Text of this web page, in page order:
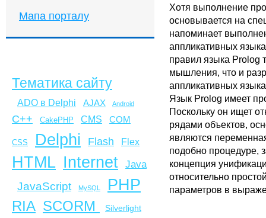
Мапа порталу
Тематика сайту
ADO в Delphi AJAX Android
C++ CakePHP CMS COM
CSS Delphi Flash Flex
HTML Internet Java
JavaScript MySQL PHP
RIA SCORM Silverlight
Хотя выполнение
основывается на
напоминает
аппликативных
правил языка Prolog
мышления, что и
аппликативных
Язык Prolog имеет
Поскольку он ищет
рядами объектов,
являются
подобно процедуре,
концепция
относительно
параметров в